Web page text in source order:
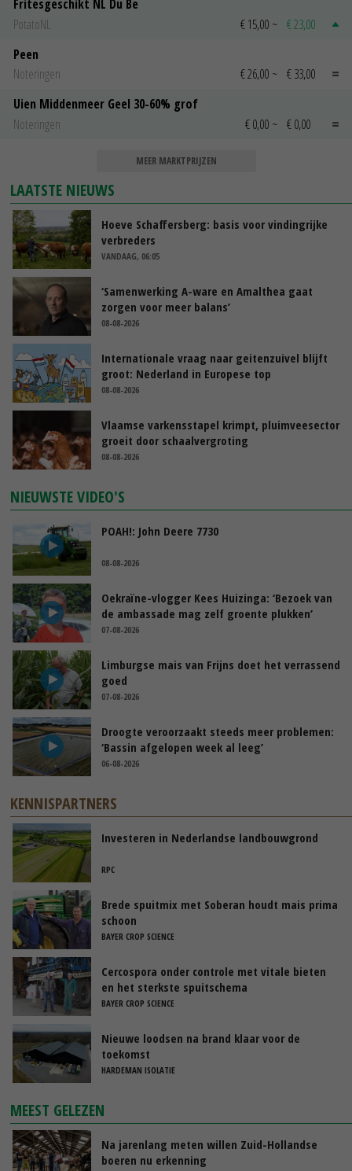
Fritesgeschikt NL Du Be
PotatoNL
€ 15,00 ~ € 23,00
Peen
Noteringen
€ 26,00 ~ € 33,00
Uien Middenmeer Geel 30-60% grof
Noteringen
€ 0,00 ~ € 0,00
MEER MARKTPRIJZEN
LAATSTE NIEUWS
Hoeve Schaffersberg: basis voor vindingrijke
verbreders
VANDAAG, 06:05
‘Samenwerking A-ware en Amalthea gaat
zorgen voor meer balans’
08-08-2026
Internationale vraag naar geitenzuivel blijft
groot: Nederland in Europese top
08-08-2026
Vlaamse varkensstapel krimpt, pluimveesector
groeit door schaalvergroting
08-08-2026
NIEUWSTE VIDEO'S
POAH!: John Deere 7730
08-08-2026
Oekraïne-vlogger Kees Huizinga: ‘Bezoek van
de ambassade mag zelf groente plukken’
07-08-2026
Limburgse mais van Frijns doet het verrassend
goed
07-08-2026
Droogte veroorzaakt steeds meer problemen:
‘Bassin afgelopen week al leeg’
06-08-2026
KENNISPARTNERS
Investeren in Nederlandse landbouwgrond
RPC
Brede spuitmix met Soberan houdt mais prima
schoon
BAYER CROP SCIENCE
Cercospora onder controle met vitale bieten
en het sterkste spuitschema
BAYER CROP SCIENCE
Nieuwe loodsen na brand klaar voor de
toekomst
HARDEMAN ISOLATIE
MEEST GELEZEN
Na jarenlang meten willen Zuid-Hollandse
boeren nu erkenning